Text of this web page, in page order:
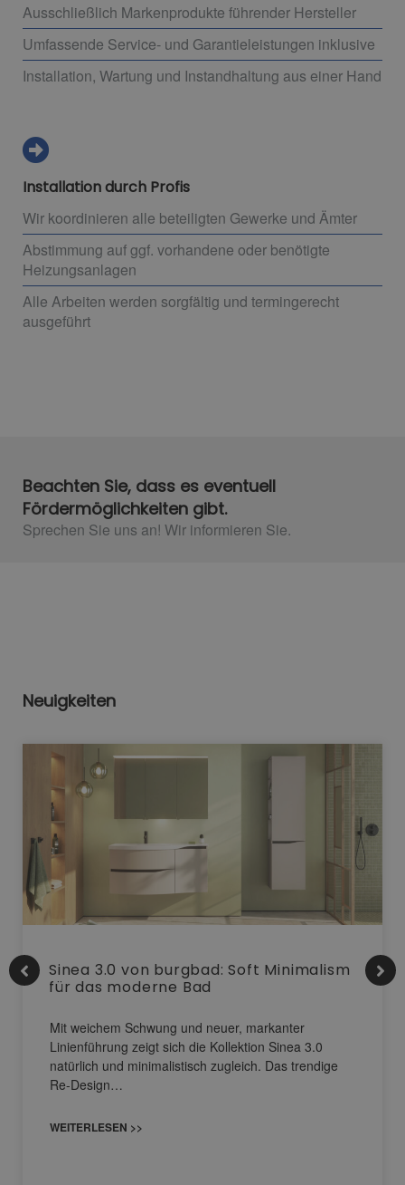
Ausschließlich Markenprodukte führender Hersteller
Umfassende Service- und Garantieleistungen inklusive
Installation, Wartung und Instandhaltung aus einer Hand
Installation durch Profis
Wir koordinieren alle beteiligten Gewerke und Ämter
Abstimmung auf ggf. vorhandene oder benötigte
Heizungsanlagen
Alle Arbeiten werden sorgfältig und termingerecht
ausgeführt
Beachten Sie, dass es eventuell
Fördermöglichkeiten gibt.
Sprechen Sie uns an! Wir informieren Sie.
Neuigkeiten
Sinea 3.0 von burgbad: Soft Minimalism
für das moderne Bad
Mit weichem Schwung und neuer, markanter
Linienführung zeigt sich die Kollektion Sinea 3.0
natürlich und minimalistisch zugleich. Das trendige
Re-Design…
WEITERLESEN >>